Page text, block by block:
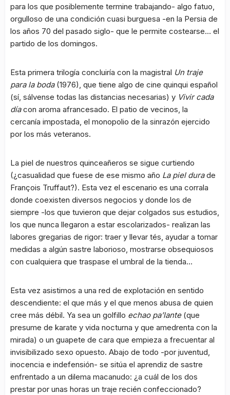
para los que posiblemente termine trabajando- algo fatuo,
orgulloso de una condición cuasi burguesa -en la Persia de
los años 70 del pasado siglo- que le permite costearse… el
partido de los domingos.
Esta primera trilogía concluiría con la magistral Un traje
para la boda (1976), que tiene algo de cine quinqui español
(sí, sálvense todas las distancias necesarias) y Vivir cada
díacon aroma afrancesado. El patio de vecinos, la
cercanía impostada, el monopolio de la sinrazón ejercido
por los más veteranos.
La piel de nuestros quinceañeros se sigue curtiendo
(¿casualidad que fuese de ese mismo año La piel durade
François Truffaut?). Esta vez el escenario es una corrala
donde coexisten diversos negocios y donde los de
siempre -los que tuvieron que dejar colgados sus estudios,
los que nunca llegaron a estar escolarizados- realizan las
labores gregarias de rigor: traer y llevar tés, ayudar a tomar
medidas a algún sastre laborioso, mostrarse obsequiosos
con cualquiera que traspase el umbral de la tienda…
Esta vez asistimos a una red de explotación en sentido
descendiente: el que más y el que menos abusa de quien
cree más débil. Ya sea un golfillo echao pa’lante(que
presume de karate y vida nocturna y que amedrenta con la
mirada) o un guapete de cara que empieza a frecuentar al
invisibilizado sexo opuesto. Abajo de todo -por juventud,
inocencia e indefensión- se sitúa el aprendiz de sastre
enfrentado a un dilema macanudo: ¿a cuál de los dos
prestar por unas horas un traje recién confeccionado?